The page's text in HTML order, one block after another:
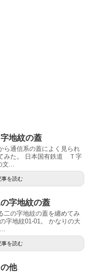
地紋の蓋
ら通信系の蓋によく見られ
みた。 日本国有鉄道 Ｔ字
文...
事を読む
字地紋の蓋
二の字地紋の蓋を纏めてみ
字地紋01-01。 かなりの大
事を読む
他